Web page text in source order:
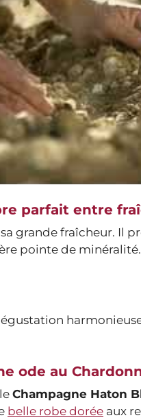
parfait entre
grande fraîcheur. Il
pointe de
ode au
Champagne Haton
belle robe dorée aux